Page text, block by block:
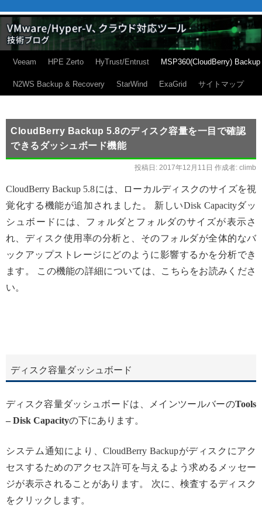
Veeam HPE Zerto HyTrust/Entrust MSP360(CloudBerry) Backup
N2WS Backup & Recovery StarWind ExaGrid サイトマップ
CloudBerry Backup 5.8のディスク容量を一目で確認
できるダッシュボード機能
投稿日: 2017年12月11日 作成者: climb
CloudBerry Backup 5.8には、ローカルディスクのサイズを視
覚化する機能が追加されました。 新しいDisk Capacityダッ
シュボードには、フォルダとフォルダのサイズが表示さ
れ、ディスク使用率の分析と、そのフォルダが全体的なバ
ックアップストレージにどのように影響するかを分析でき
ます。 この機能の詳細については、こちらをお読みくださ
い。
ディスク容量ダッシュボード
ディスク容量ダッシュボードは、メインツールバーのTools
– Disk Capacityの下にあります。
システム通知により、CloudBerry Backupがディスクにアク
セスするためのアクセス許可を与えるよう求めるメッセー
ジが表示されることがあります。 次に、検査するディスク
をクリックします。